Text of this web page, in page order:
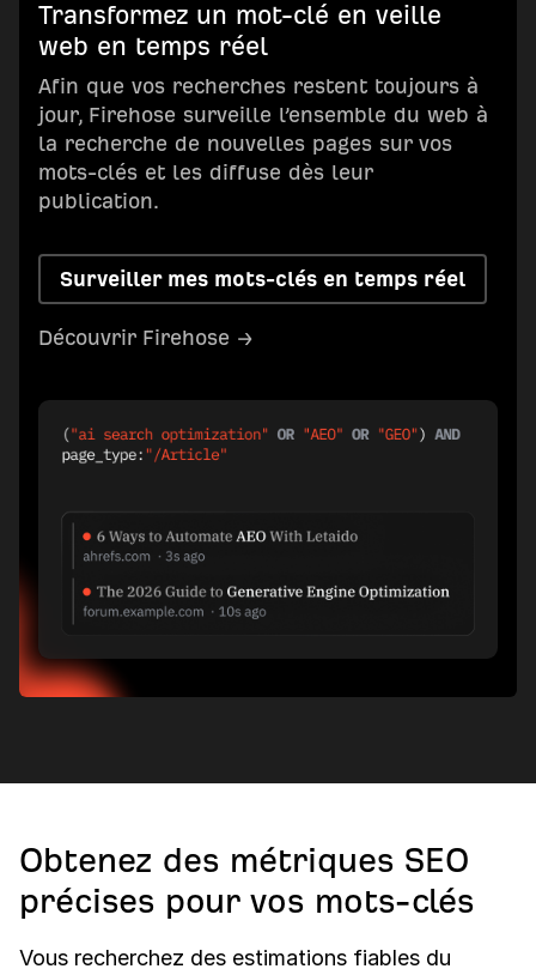
Transformez un mot-clé en veille
web en temps réel
Afin que vos recherches restent toujours à
jour, Firehose surveille l’ensemble du web à
la recherche de nouvelles pages sur vos
mots-clés et les diffuse dès leur
publication.
Surveiller mes mots-clés en temps réel
Découvrir Firehose →
Obtenez des métriques SEO
précises pour vos mots-clés
Vous recherchez des estimations fiables du